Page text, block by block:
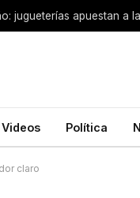
jugueterías apuestan a
Videos Política
claro